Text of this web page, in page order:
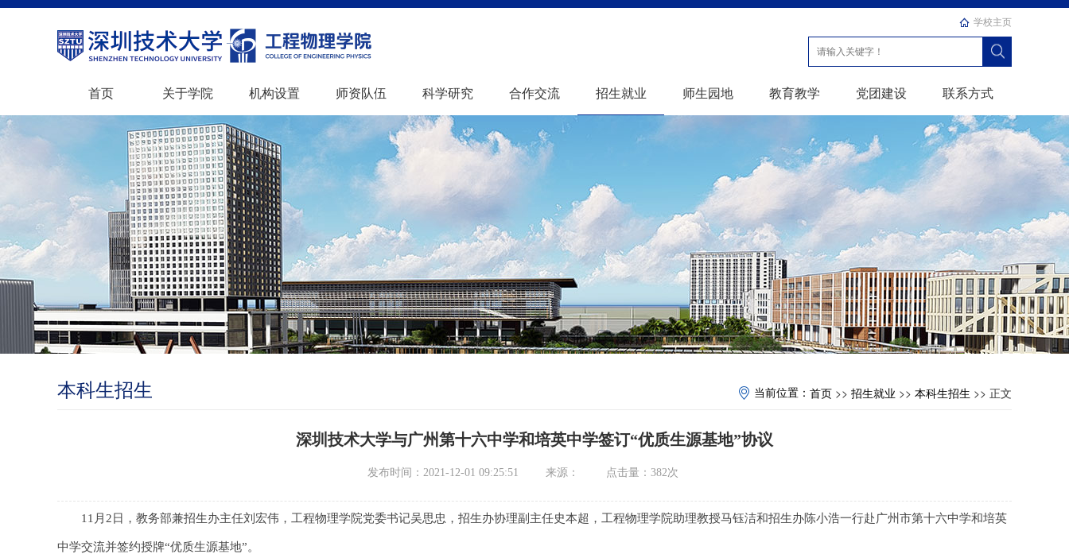
学校主页
首页 关于学院 机构设置 师资队伍 科学研究 合作交流 招生就业 师生园地 教育教学 党团建设 联系方式
本科生招生 首页 >> 招生就业 >> 本科生招生 >> 正文
当前位置：
深圳技术大学与广州第十六中学和培英中学签订“优质生源基地”协议
发布时间： 2021-12-01 09:25:51 来源： 点击量： 382次
11月2日，教务部兼招生办主任刘宏伟，工程物理学院党委书记吴思忠，招生办协理副主任史本超，工程物理学院助理教授马钰洁和招生办陈小浩一行赴广州市第十六中学和培英
中学交流并签约授牌“优质生源基地”。